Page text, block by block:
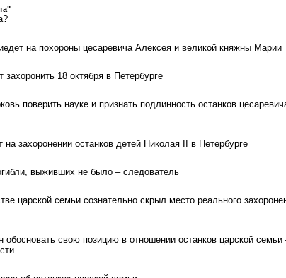
на похороны цесаревича Алексея и великой княжны Марии
18 октября в Петербурге
поверить науке и признать подлинность останков
захоронении останков детей Николая II в Петербурге
выживших не было – следователь
царской семьи сознательно скрыл место реального
обосновать свою позицию в отношении останков царской семьи